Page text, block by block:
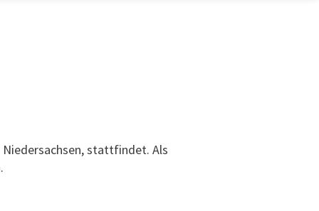
stattfindet. Als